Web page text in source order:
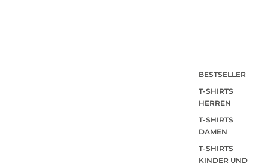
BESTSELLER
T-SHIRTS
HERREN
T-SHIRTS
DAMEN
T-SHIRTS
KINDER UND